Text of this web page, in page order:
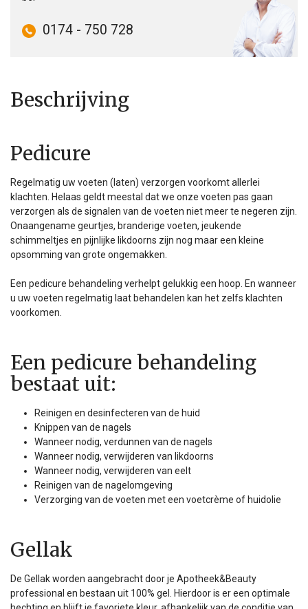
0174 - 750 728
Beschrijving
Pedicure
Regelmatig uw voeten (laten) verzorgen voorkomt allerlei
klachten. Helaas geldt meestal dat we onze voeten pas gaan
verzorgen als de signalen van de voeten niet meer te negeren zijn.
Onaangename geurtjes, branderige voeten, jeukende
schimmeltjes en pijnlijke likdoorns zijn nog maar een kleine
opsomming van grote ongemakken.
Een pedicure behandeling verhelpt gelukkig een hoop. En wanneer
u uw voeten regelmatig laat behandelen kan het zelfs klachten
voorkomen.
Een pedicure behandeling
bestaat uit:
Reinigen en desinfecteren van de huid
Knippen van de nagels
Wanneer nodig, verdunnen van de nagels
Wanneer nodig, verwijderen van likdoorns
Wanneer nodig, verwijderen van eelt
Reinigen van de nagelomgeving
Verzorging van de voeten met een voetcrème of huidolie
Gellak
De Gellak worden aangebracht door je Apotheek&Beauty
professional en bestaan uit 100% gel. Hierdoor is er een optimale